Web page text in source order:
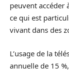
peuvent accéder
ce qui est
vivant dans des
L’usage de la
annuelle de 15